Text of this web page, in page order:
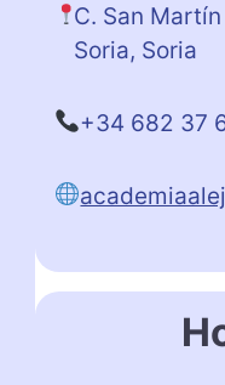
C. San
Soria, Soria
+34 682 37